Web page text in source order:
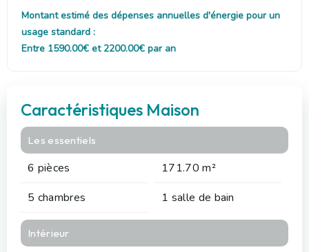
Montant estimé des dépenses annuelles d'énergie pour un
usage standard :
Entre 1590.00€ et 2200.00€ par an
Caractéristiques Maison
Les essentiels
6 pièces
171.70 m²
5 chambres
1 salle de bain
Intérieur